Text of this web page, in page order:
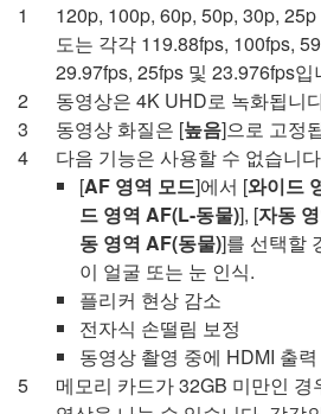
120p, 100p, 60p, 50p, 30p,
도는 각각 119.88fps, 100fps,
29.97fps, 25fps 및 23.976fps입
동영상은 4K UHD로 녹화됩니
동영상 화질은 [높음]으로 고정
다음 기능은 사용할 수 없습니
[AF 영역 모드]에서 [와이드
드 영역 AF(L-동물)], [자동
동 영역 AF(동물)]를 선택할
이 얼굴 또는 눈 인식.
플리커 현상 감소
전자식 손떨림 보정
동영상 촬영 중에 HDMI 출력
메모리 카드가 32GB 미만인